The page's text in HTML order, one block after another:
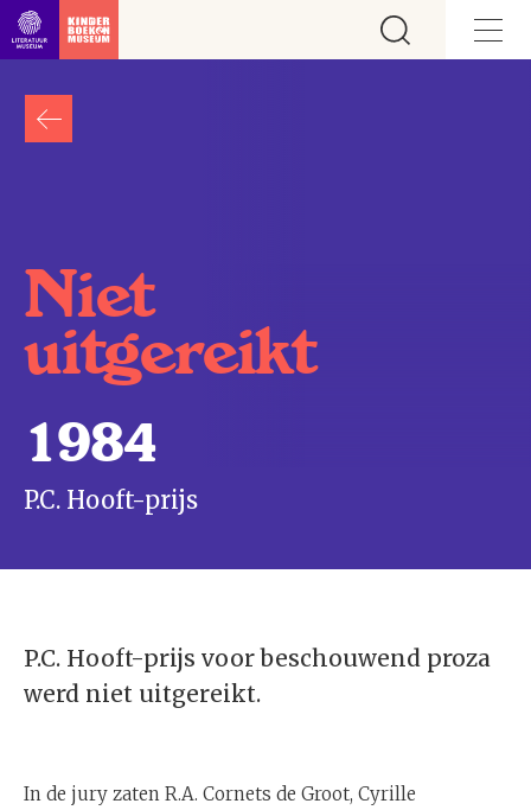
Ga direct naar inhoud
Niet
uitgereikt
1984
P.C. Hooft-prijs
P.C. Hooft-prijs voor beschouwend proza
werd niet uitgereikt.
In de jury zaten R.A. Cornets de Groot, Cyrille